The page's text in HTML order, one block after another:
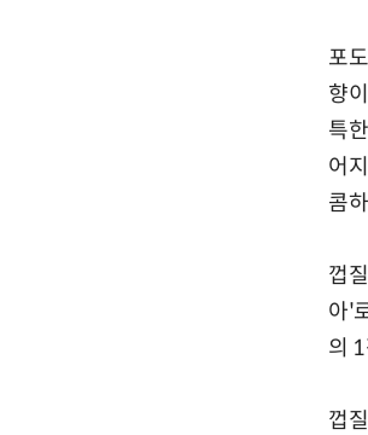
포
향
특
어
콤
껍
아'
의
껍